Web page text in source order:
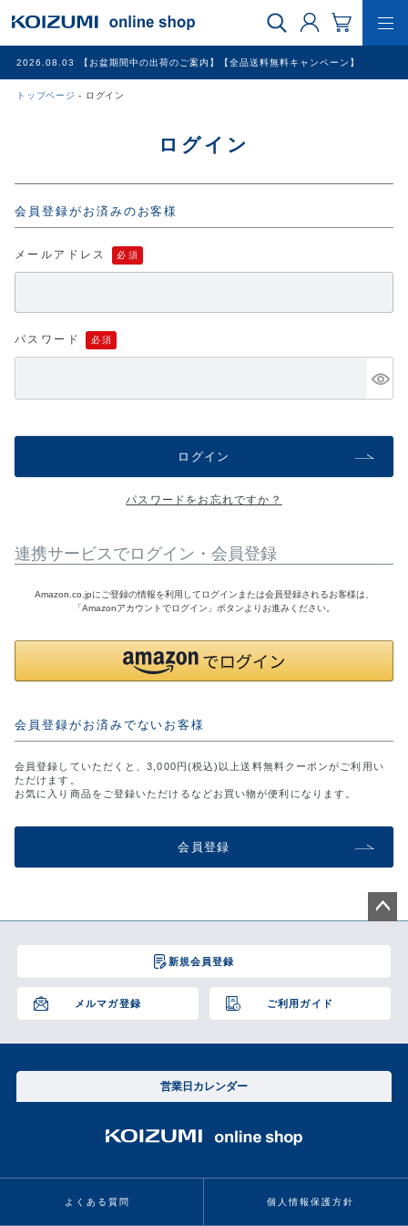
2026.08.03 【お盆期間中の出荷のご案内】【全品送料無料キャンペーン】
トップページ ログイン
調理家電
冷暖房家電
ブログ
ログイン
お問い合わせ
ログイン
会員登録がお済みのお客様
メールアドレス
パスワード
ログイン
パスワードをお忘れですか？
連携サービスでログイン・会員登録
Amazon.co.jpにご登録の情報を利用してログインまたは会員登録されるお客様は、
「Amazonアカウントでログイン」ボタンよりお進みください。
会員登録がお済みでないお客様
会員登録していただくと、3,000円(税込)以上送料無料クーポンがご利用い
ただけます。
お気に入り商品をご登録いただけるなどお買い物が便利になります。
会員登録
新規会員登録
メルマガ登録 ご利用ガイド
ジト
へ
営業日カレンダー
よくある質問 個人情報保護方針